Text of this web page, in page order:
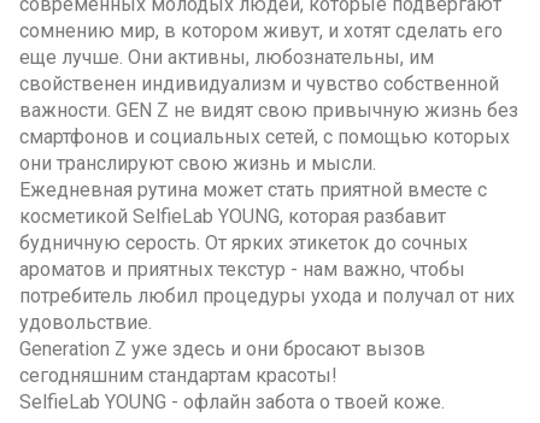
сомнению мир, в котором живут, и хотят сделать его
еще лучше. Они активны, любознательны, им
свойственен индивидуализм и чувство собственной
важности. GEN Z не видят свою привычную жизнь без
смартфонов и социальных сетей, с помощью которых
они транслируют свою жизнь и мысли.
Ежедневная рутина может стать приятной вместе с
косметикой SelfieLab YOUNG, которая разбавит
будничную серость. От ярких этикеток до сочных
ароматов и приятных текстур - нам важно, чтобы
потребитель любил процедуры ухода и получал от них
удовольствие.
Generation Z уже здесь и они бросают вызов
сегодняшним стандартам красоты!
SelfieLab YOUNG - офлайн забота о твоей коже.